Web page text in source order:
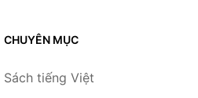
CHUYÊN MỤC
Sách tiếng Việt